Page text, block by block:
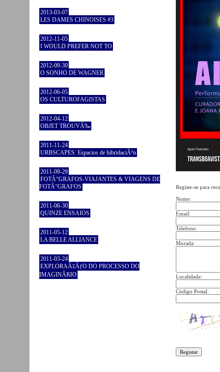
2013-03-07
LES DAMES CHINOISES #3
2012-11-05
I WOULD PREFER NOT TO
2012-09-30
O SONHO DE WAGNER
2012-06-05
OS CULTUROFAGISTAS
2012-04-12
OBJET TROUVÃ‰
2011-11-24
URBSCAPES: Espacios de hibridaciÃ³n
2011-09-29
FOTÃ“GRAFOS-VIAJANTES & VIAGENS DE
FOTÃ“GRAFOS
2011-06-30
QUINZE ENSAIOS
2011-05-12
LA BELLE ALLIANCE
2011-03-24
EXPLORAÃ‡ÃƒO DO PROCESSO DO
IMAGINÃRIO
Registe-se para
Nome:
Email:
Telefone:
Morada:
Localidade:
Código Postal: